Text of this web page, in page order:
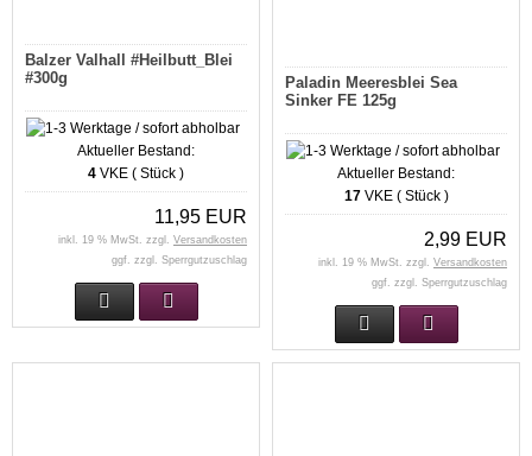
Balzer Valhall #Heilbutt_Blei
#300g
Aktueller Bestand:
4 VKE ( Stück )
11,95 EUR
inkl. 19 % MwSt. zzgl. Versandkosten
ggf. zzgl. Sperrgutzuschlag
Paladin Meeresblei Sea
Sinker FE 125g
Aktueller Bestand:
17VKE ( Stück )
2,99 EUR
inkl. 19 % MwSt. zzgl. Versandkosten
ggf. zzgl. Sperrgutzuschlag